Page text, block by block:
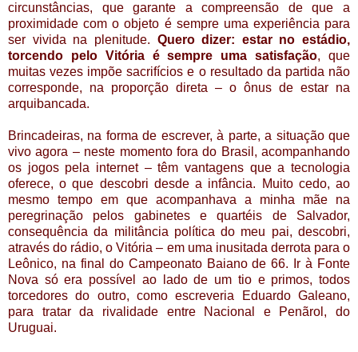
circunstâncias, que garante a compreensão de que a
proximidade com o objeto é sempre uma experiência para
ser vivida na plenitude. Quero dizer: estar no estádio,
torcendo pelo Vitória é sempre uma satisfação, que
muitas vezes impõe sacrifícios e o resultado da partida não
corresponde, na proporção direta – o ônus de estar na
arquibancada.
Brincadeiras, na forma de escrever, à parte, a situação que
vivo agora – neste momento fora do Brasil, acompanhando
os jogos pela internet – têm vantagens que a tecnologia
oferece, o que descobri desde a infância. Muito cedo, ao
mesmo tempo em que acompanhava a minha mãe na
peregrinação pelos gabinetes e quartéis de Salvador,
consequência da militância política do meu pai, descobri,
através do rádio, o Vitória – em uma inusitada derrota para o
Leônico, na final do Campeonato Baiano de 66. Ir à Fonte
Nova só era possível ao lado de um tio e primos, todos
torcedores do outro, como escreveria Eduardo Galeano,
para tratar da rivalidade entre Nacional e Penãrol, do
Uruguai.